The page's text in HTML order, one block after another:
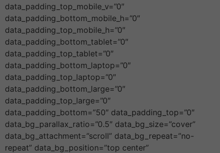
data_padding_top_mobile_v=”0″
data_padding_bottom_mobile_h=”0″
data_padding_top_mobile_h=”0″
data_padding_bottom_tablet=”0″
data_padding_top_tablet=”0″
data_padding_bottom_laptop=”0″
data_padding_top_laptop=”0″
data_padding_bottom_large=”0″
data_padding_top_large=”0″
data_padding_bottom=”50″ data_padding_top=”0″
data_bg_parallax_ratio=”0.5″ data_bg_size=”cover”
data_bg_attachment=”scroll” data_bg_repeat=”no-
repeat” data_bg_position=”top center”